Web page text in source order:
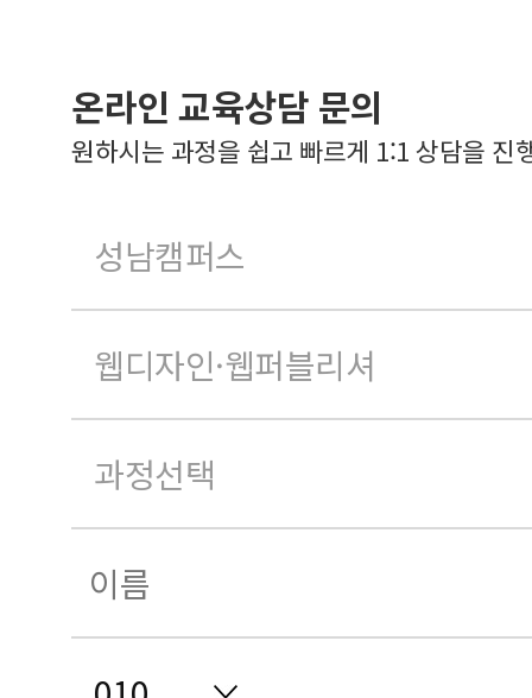
온라인 교육상담 문의
원하시는 과정을 쉽고 빠르게 1:1 상담을 진